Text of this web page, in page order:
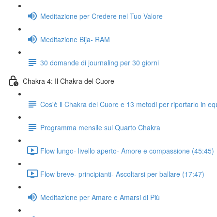
Meditazione per Credere nel Tuo Valore
Meditazione Bija- RAM
30 domande di journaling per 30 giorni
Chakra 4: Il Chakra del Cuore
Cos'è il Chakra del Cuore e 13 metodi per riportarlo in
Programma mensile sul Quarto Chakra
Flow lungo- livello aperto- Amore e compassione (45:45)
Flow breve- principianti- Ascoltarsi per ballare (17:47)
Meditazione per Amare e Amarsi di Più